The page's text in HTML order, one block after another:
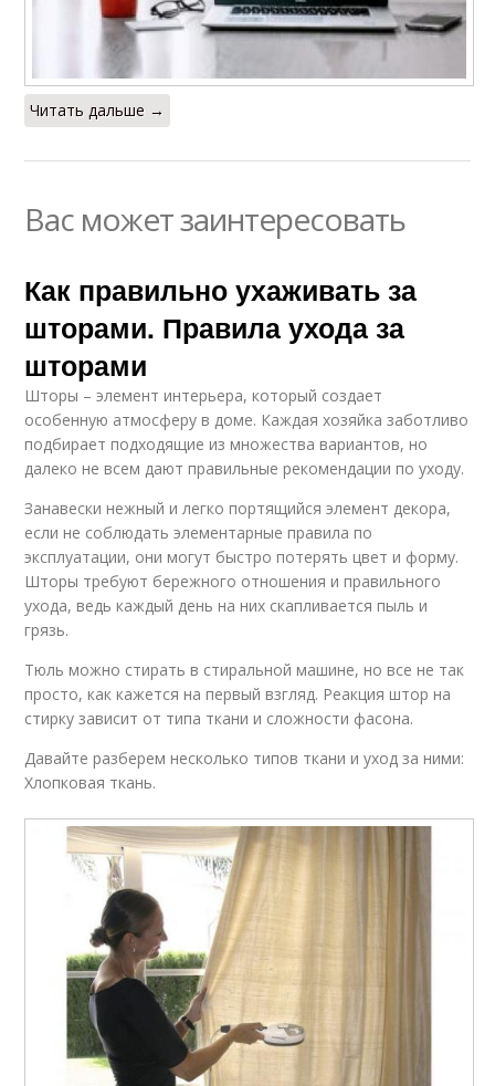
Читать дальше →
Вас может заинтересовать
Как правильно ухаживать за
шторами. Правила ухода за
шторами
Шторы – элемент интерьера, который создает
особенную атмосферу в доме. Каждая хозяйка заботливо
подбирает подходящие из множества вариантов, но
далеко не всем дают правильные рекомендации по уходу.
Занавески нежный и легко портящийся элемент декора,
если не соблюдать элементарные правила по
эксплуатации, они могут быстро потерять цвет и форму.
Шторы требуют бережного отношения и правильного
ухода, ведь каждый день на них скапливается пыль и
грязь.
Тюль можно стирать в стиральной машине, но все не так
просто, как кажется на первый взгляд. Реакция штор на
стирку зависит от типа ткани и сложности фасона.
Давайте разберем несколько типов ткани и уход за ними:
Хлопковая ткань.